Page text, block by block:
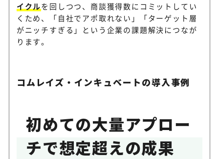
イクルを回しつつ、商談獲得数にコミットしてい
くため、「自社でアポ取れない」「ターゲット層
がニッチすぎる」という企業の課題解決につなが
ります。
コムレイズ・インキュベートの導入事例
初めての大量アプロー
チで想定超えの成果